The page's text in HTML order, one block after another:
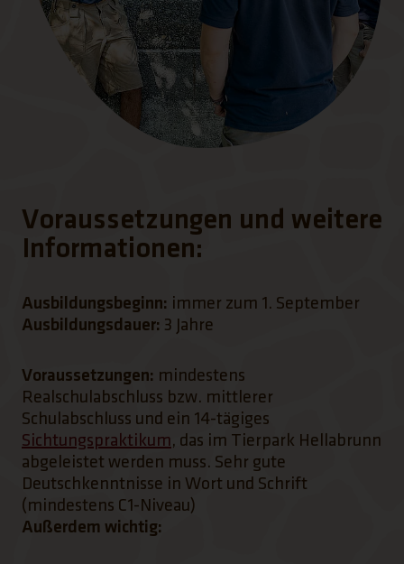
Voraussetzungen und weitere
Informationen:
Ausbildungsbeginn: immer zum 1. September
Ausbildungsdauer: 3 Jahre
Voraussetzungen: mindestens
Realschulabschluss bzw. mittlerer
Schulabschluss und ein 14-tägiges
Sichtungspraktikum (Link öffnet einen neuen Tab)
, das im Tierpark Hellabrunn
abgeleistet werden muss. Sehr gute
Deutschkenntnisse in Wort und Schrift
(mindestens C1-Niveau)
Außerdem wichtig: